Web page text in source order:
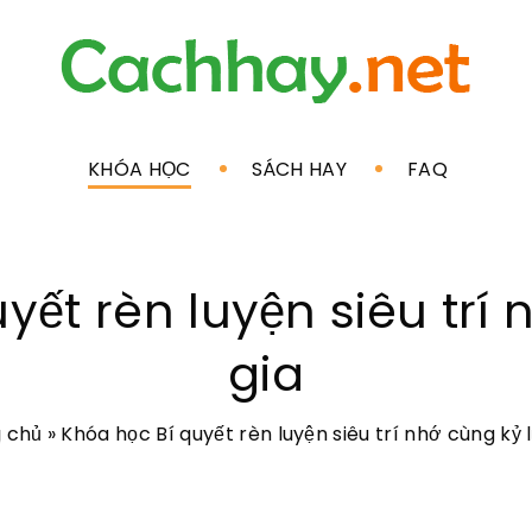
KHÓA HỌC SÁCH HAY FAQ
rèn luyện siêu trí
gia
chủ » Khóa học Bí quyết rèn luyện siêu trí nhớ cùng kỷ